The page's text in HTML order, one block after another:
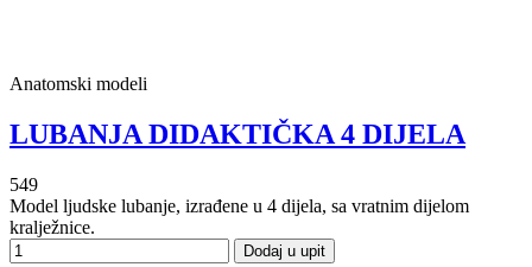
Anatomski modeli
LUBANJA DIDAKTIČKA 4 DIJELA
549
Model ljudske lubanje, izrađene u 4 dijela, sa vratnim dijelom
kralježnice.
Dodaj u upit